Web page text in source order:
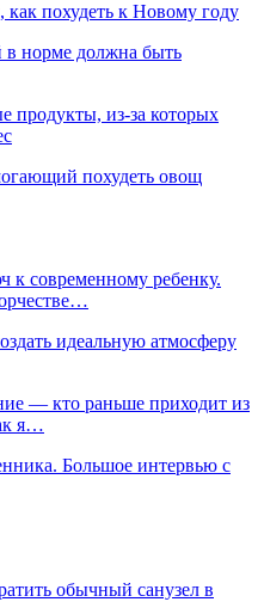
похудеть к Новому году
в норме должна быть
продукты, из-за которых
похудеть овощ
современному ребенку.
идеальную атмосферу
— кто раньше приходит из
я…
Большое интервью с
обычный санузел в